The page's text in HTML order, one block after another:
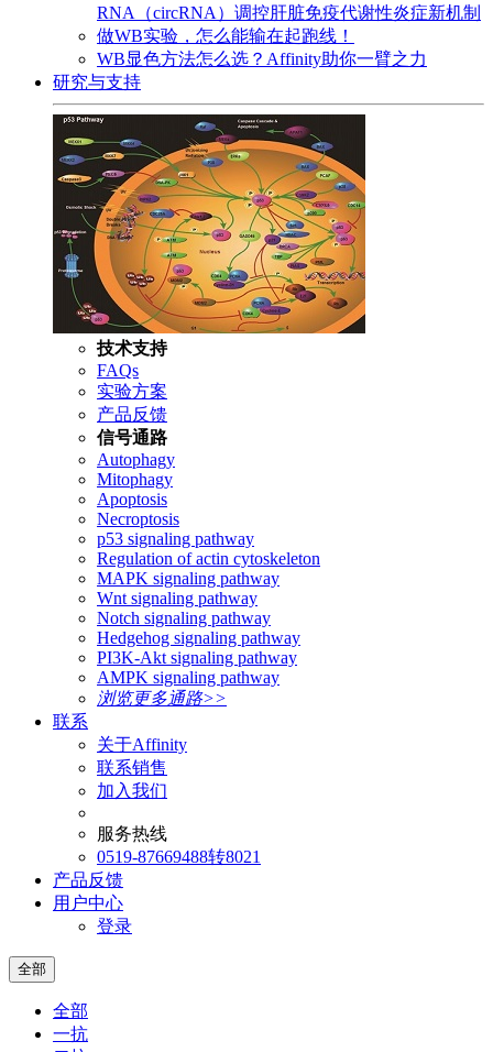
RNA（circRNA）调控肝脏免疫代谢性炎症新机制
做WB实验，怎么能输在起跑线！
WB显色方法怎么选？Affinity助你一臂之力
研究与支持
技术支持
FAQs
实验方案
产品反馈
信号通路
Autophagy
Mitophagy
Apoptosis
Necroptosis
p53 signaling pathway
Regulation of actin cytoskeleton
MAPK signaling pathway
Wnt signaling pathway
Notch signaling pathway
Hedgehog signaling pathway
PI3K-Akt signaling pathway
AMPK signaling pathway
浏览更多通路>>
联系
关于Affinity
联系销售
加入我们
服务热线
0519-87669488转8021
产品反馈
用户中心
登录
全部
全部
一抗